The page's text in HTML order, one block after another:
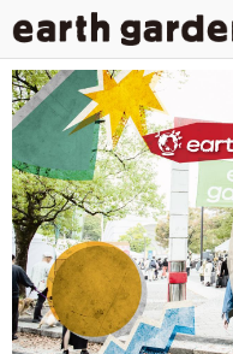
索
コ
ン
テ
ン
へ
ス
キ
ッ
プ